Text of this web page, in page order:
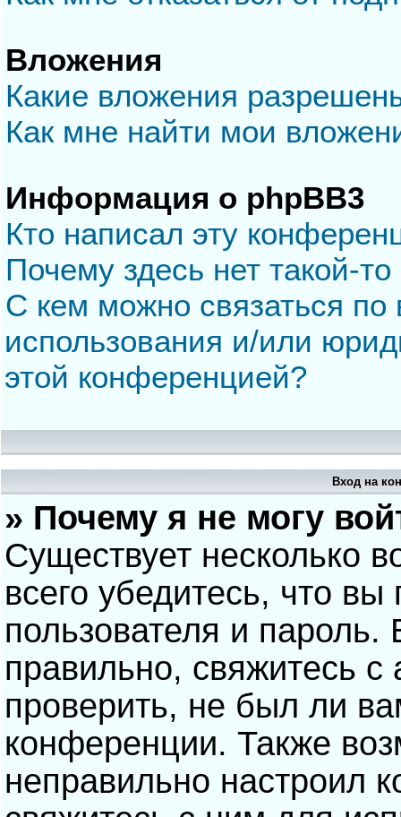
Вложения
Какие вложения
Как мне найти мои
Информация о phpBB3
Кто написал эту
Почему здесь нет такой-
С кем можно связаться по
использования и/или
этой конференцией?
Вход на
» Почему я не могу
Существует несколько
всего убедитесь, что
пользователя и
правильно, свяжитесь
проверить, не был ли
конференции. Также
неправильно настроил